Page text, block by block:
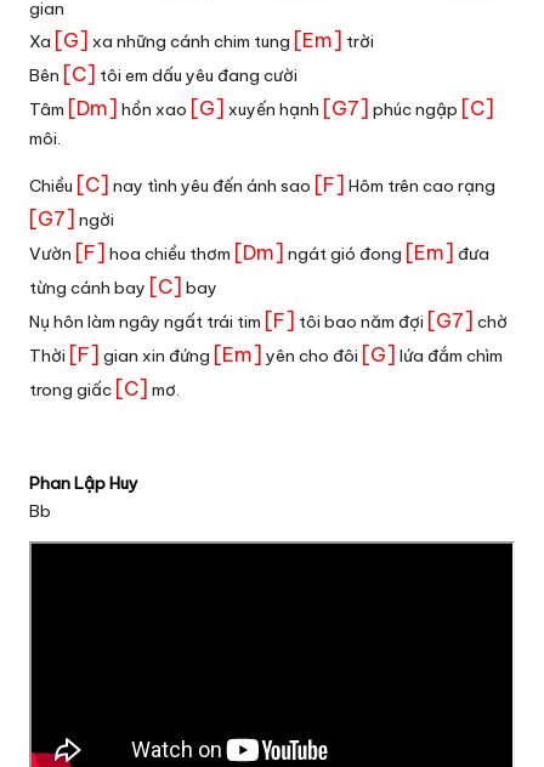
gian
Xa [G] xa những cánh chim tung [Em] trời
Bên [C] tôi em dấu yêu đang cười
Tâm [Dm] hồn xao [G] xuyến hạnh [G7] phúc ngập [C]
môi.
Chiều [C] nay tình yêu đến ánh sao [F] Hôm trên cao rạng
[G7] ngời
Vườn [F] hoa chiều thơm [Dm] ngát gió đong [Em] đưa
từng cánh bay [C] bay
Nụ hôn làm ngây ngất trái tim [F] tôi bao năm đợi [G7] chờ
Thời [F] gian xin đứng [Em] yên cho đôi [G] lứa đắm chìm
trong giấc [C] mơ.
Phan Lập Huy
Bb